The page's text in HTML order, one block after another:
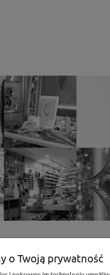
Zamówienia
o Twoją prywatność